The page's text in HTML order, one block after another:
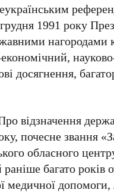
1991 року
нагородами
досягнення,
відзначення
почесне звання
обласного
багато
медичної допомоги,